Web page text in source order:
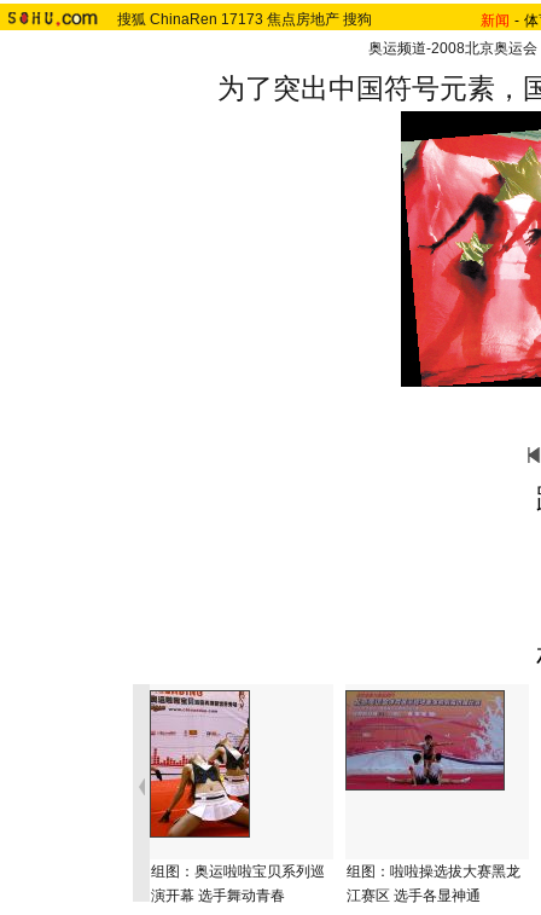
搜狐 ChinaRen 17173 焦点房地产 搜狗 新闻 -
奥运频道-2008北京奥运会
为了突出中国符号元素，
组图：奥运啦啦宝贝系列巡
演开幕 选手舞动青春
组图：啦啦操选拔大赛黑龙
江赛区 选手各显神通